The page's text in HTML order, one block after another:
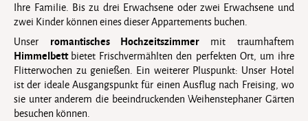
Ihre Familie. Bis zu drei Erwachsene oder zwei Erwachsene und
zwei Kinder können eines dieser Appartements buchen.
Unser romantisches Hochzeitszimmer mit traumhaftem
Himmelbettbietet Frischvermählten den perfekten Ort, um ihre
Flitterwochen zu genießen. Ein weiterer Pluspunkt: Unser Hotel
ist der ideale Ausgangspunkt für einen Ausflug nach Freising, wo
sie unter anderem die beeindruckenden Weihenstephaner Gärten
besuchen können.